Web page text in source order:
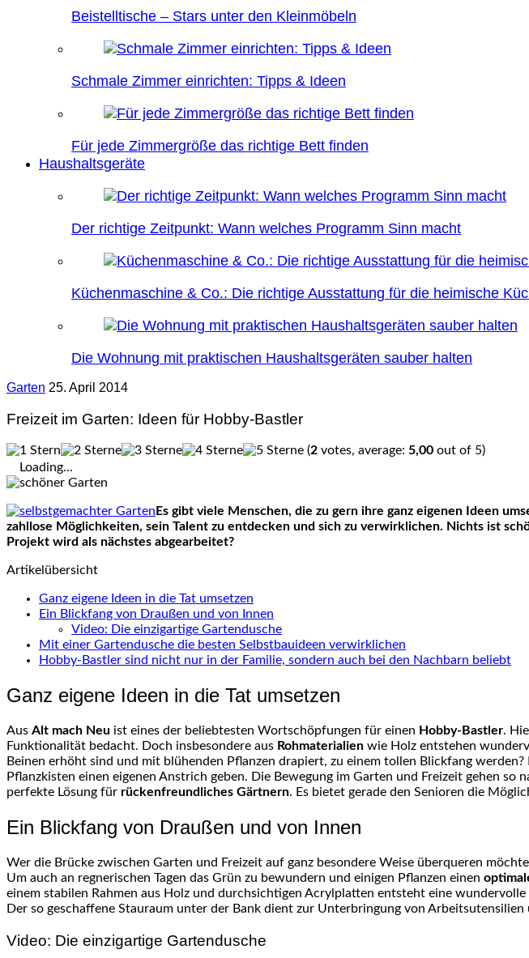
Beistelltische – Stars unter den Kleinmöbeln
Schmale Zimmer einrichten: Tipps & Ideen
Für jede Zimmergröße das richtige Bett finden
Haushaltsgeräte
Der richtige Zeitpunkt: Wann welches Programm Sinn macht
Küchenmaschine & Co.: Die richtige Ausstattung für die heimische
Die Wohnung mit praktischen Haushaltsgeräten sauber halten
Garten 25. April 2014
Freizeit im Garten: Ideen für Hobby-Bastler
(2 votes, average: 5,00 out of 5)
Loading...
Es gibt viele Menschen, die zu gern ihre ganz eigenen Ideen
zahllose Möglichkeiten, sein Talent zu entdecken und sich zu verwirklichen. Nichts ist
Projekt wird als nächstes abgearbeitet?
Artikelübersicht
Ganz eigene Ideen in die Tat umsetzen
Ein Blickfang von Draußen und von Innen
Video: Die einzigartige Gartendusche
Mit einer Gartendusche die besten Selbstbauideen verwirklichen
Hobby-Bastler sind nicht nur in der Familie, sondern auch bei den Nachbarn beliebt
Ganz eigene Ideen in die Tat umsetzen
Aus Alt mach Neu ist eines der beliebtesten Wortschöpfungen für einen Hobby-Bastler.
Funktionalität bedacht. Doch insbesondere aus Rohmaterialien wie Holz entstehen
Beinen erhöht sind und mit blühenden Pflanzen drapiert, zu einem tollen Blickfang
Pflanzkisten einen eigenen Anstrich geben. Die Bewegung im Garten und Freizeit gehen
perfekte Lösung für rückenfreundliches Gärtnern. Es bietet gerade den Senioren die
Ein Blickfang von Draußen und von Innen
Wer die Brücke zwischen Garten und Freizeit auf ganz besondere Weise überqueren
Um auch an regnerischen Tagen das Grün zu bewundern und einigen Pflanzen einen
einem stabilen Rahmen aus Holz und durchsichtigen Acrylplatten entsteht eine
Der so geschaffene Stauraum unter der Bank dient zur Unterbringung von
Video: Die einzigartige Gartendusche